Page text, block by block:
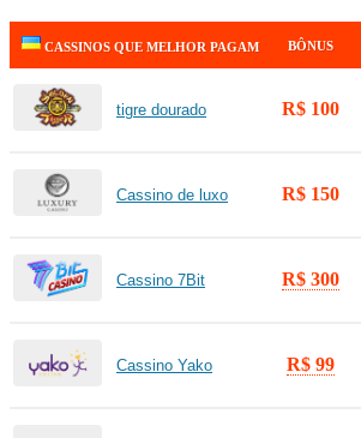
CASSINOS QUE MELHOR PAGAM BÔNUS
tigre dourado R$ 100
Cassino de luxo R$ 150
Cassino 7Bit R$ 300
Cassino Yako R$ 99